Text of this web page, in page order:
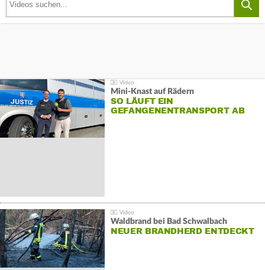
Mini-Knast auf Rädern
SO LÄUFT EIN
GEFANGENENTRANSPORT AB
Waldbrand bei Bad Schwalbach
NEUER BRANDHERD ENTDECKT